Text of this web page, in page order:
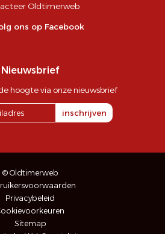
Oldtimerweb
ons op Facebook
Nieuwsbrief
hoogte via onze nieuwsbrief
inschrijven
© Oldtimerweb
Privacybeleid
Sitemap